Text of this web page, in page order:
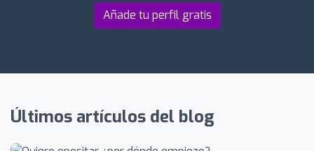
Añade tu perfil gratis
Últimos artículos del blog